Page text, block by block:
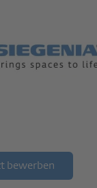
bewerben